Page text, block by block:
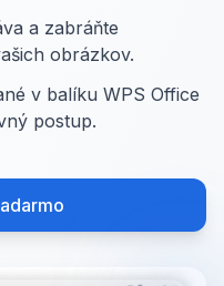
a zabráňte
obrázkov.
v balíku WPS Office
postup.